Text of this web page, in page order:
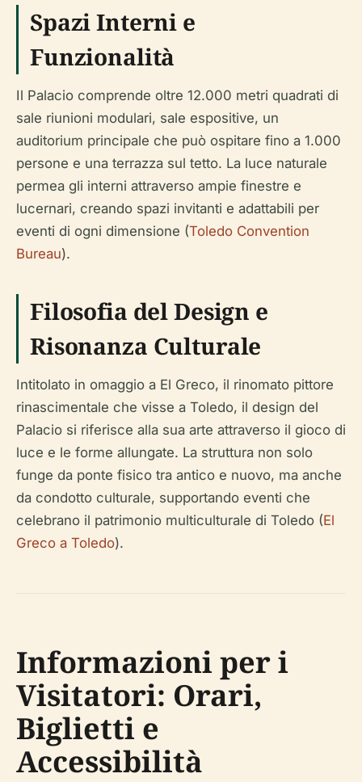
Spazi Interni e
Funzionalità
Il Palacio comprende oltre 12.000 metri quadrati di
sale riunioni modulari, sale espositive, un
auditorium principale che può ospitare fino a 1.000
persone e una terrazza sul tetto. La luce naturale
permea gli interni attraverso ampie finestre e
lucernari, creando spazi invitanti e adattabili per
eventi di ogni dimensione (Toledo Convention
Bureau).
Filosofia del Design e
Risonanza Culturale
Intitolato in omaggio a El Greco, il rinomato pittore
rinascimentale che visse a Toledo, il design del
Palacio si riferisce alla sua arte attraverso il gioco di
luce e le forme allungate. La struttura non solo
funge da ponte fisico tra antico e nuovo, ma anche
da condotto culturale, supportando eventi che
celebrano il patrimonio multiculturale di Toledo (El
Greco a Toledo).
Informazioni per i
Visitatori: Orari,
Biglietti e
Accessibilità